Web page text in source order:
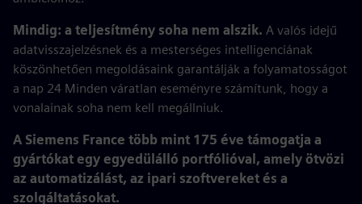
Mindig: a teljesítmény soha nem alszik. A valós idejű
adatvisszajelzésnek és a mesterséges intelligenciának
köszönhetően megoldásaink garantálják a folyamatosságot
a nap 24 Minden váratlan eseményre számítunk, hogy a
vonalainak soha nem kell megállniuk.
A Siemens France több mint 175 éve támogatja a
gyártókat egy egyedülálló portfólióval, amely ötvözi
az automatizálást, az ipari szoftvereket és a
szolgáltatásokat.